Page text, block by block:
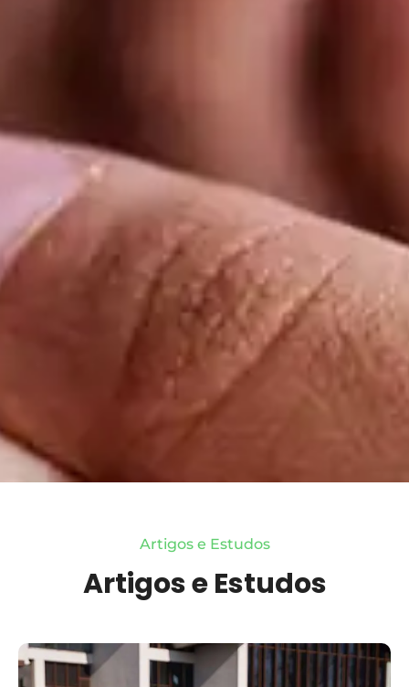
Artigos e Estudos
Artigos e Estudos